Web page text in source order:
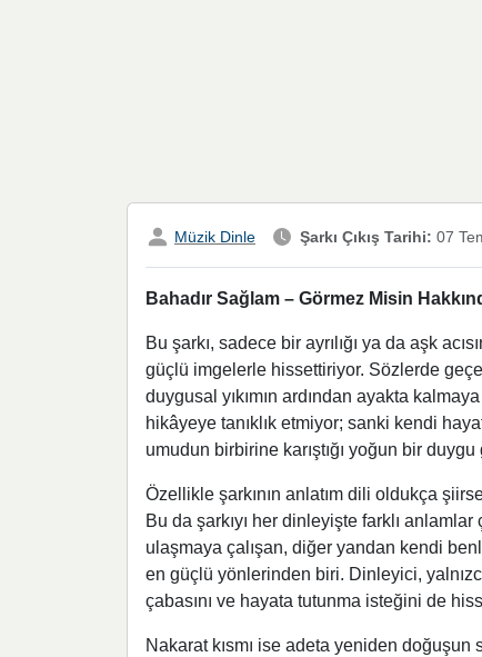
Müzik Dinle Şarkı Çıkış Tarihi: 07
Bahadır Sağlam – Görmez Misin
Bu şarkı, sadece bir ayrılığı ya da aşk
güçlü imgelerle hissettiriyor. Sözlerde
duygusal yıkımın ardından ayakta
hikâyeye tanıklık etmiyor; sanki kendi
umudun birbirine karıştığı yoğun bir duygu
Özellikle şarkının anlatım dili oldukça
Bu da şarkıyı her dinleyişte farklı
ulaşmaya çalışan, diğer yandan kendi
en güçlü yönlerinden biri. Dinleyici,
çabasını ve hayata tutunma isteğini de
Nakarat kısmı ise adeta yeniden doğuşun